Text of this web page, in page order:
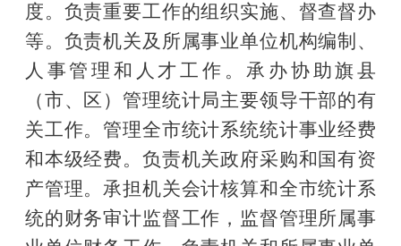
度。负责重要工作的组织实施、督查督办
等。负责机关及所属事业单位机构编制、
人事管理和人才工作。承办协助旗县
（市、区）管理统计局主要领导干部的有
关工作。管理全市统计系统统计事业经费
和本级经费。负责机关政府采购和国有资
产管理。承担机关会计核算和全市统计系
统的财务审计监督工作，监督管理所属事